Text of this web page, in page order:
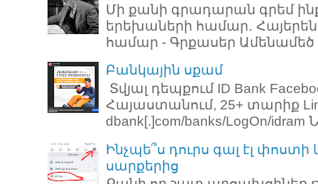
Մի քանի գրադարան գրեմ
երեխաների համար․
համար - Գրքասեր Ամենամեծ
Բանկային սքամ
Տվյալ դեպքում ID Bank
Հայաստանում, 25+ տարիք
dbank[.]com/banks/LogOn/idram
Ինչպե՞ս դուրս գալ էլ
սարքերից